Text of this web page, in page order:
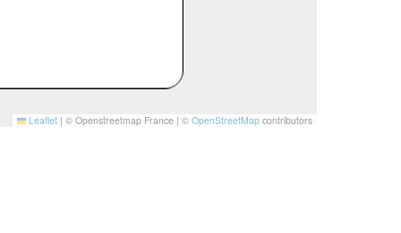
Leaflet | © Openstreetmap France | © OpenStreetMap contributors